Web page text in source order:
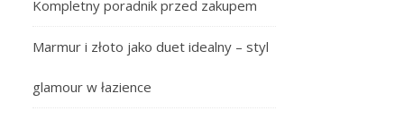
Kompletny poradnik przed zakupem
Marmur i złoto jako duet idealny – styl
glamour w łazience